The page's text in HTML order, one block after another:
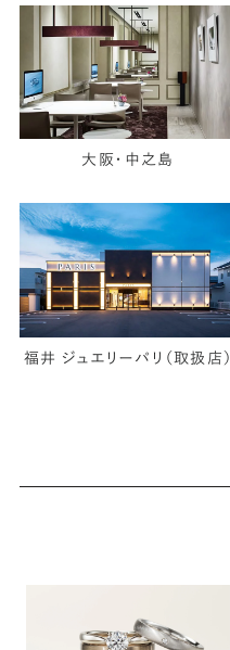
大阪・中之島
福井 ジュエリーパリ（取扱店）